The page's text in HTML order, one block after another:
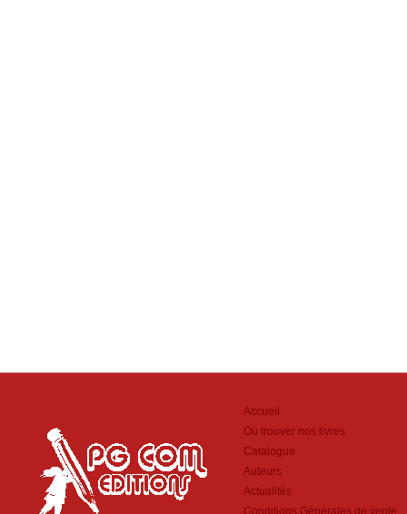
Accueil
Où trouver nos livres
Catalogue
Auteurs
Actualités
Conditions Générales de vente